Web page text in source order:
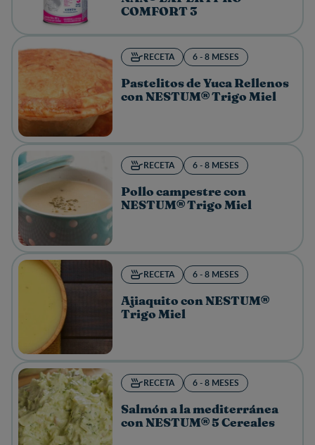
COMFORT 3
RECETA 6 - 8 MESES
Pastelitos de Yuca Rellenos
con NESTUM® Trigo Miel
RECETA 6 - 8 MESES
Pollo campestre con
NESTUM® Trigo Miel
RECETA 6 - 8 MESES
Ajiaquito con NESTUM®
Trigo Miel
RECETA 6 - 8 MESES
Salmón a la mediterránea
con NESTUM® 5 Cereales